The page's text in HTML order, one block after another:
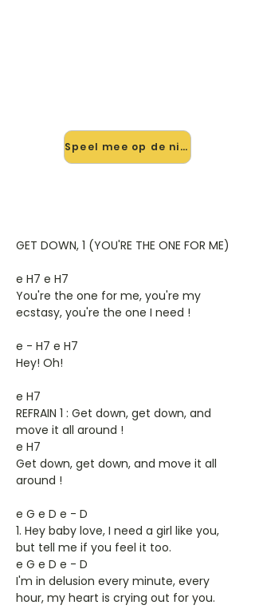
Speel mee op de nieuwe site →
GET DOWN, 1 (YOU'RE THE ONE FOR ME)
e H7 e H7
You're the one for me, you're my
ecstasy, you're the one I need !
e - H7 e H7
Hey! Oh!
e H7
REFRAIN 1 : Get down, get down, and
move it all around !
e H7
Get down, get down, and move it all
around !
e G e D e - D
1. Hey baby love, I need a girl like you,
but tell me if you feel it too.
e G e D e - D
I'm in delusion every minute, every
hour, my heart is crying out for you.